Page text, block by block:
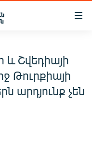
և Շվեդիայի
Թուրքիայի
արդյունք չեն